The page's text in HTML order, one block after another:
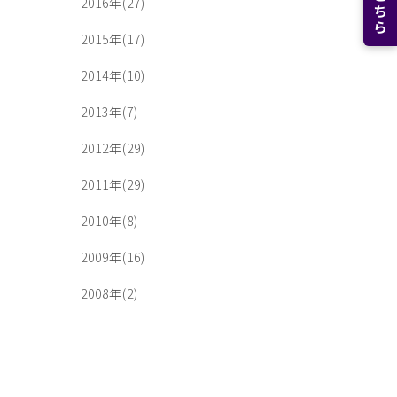
2015年(17)
2014年(10)
2013年(7)
2012年(29)
2011年(29)
2010年(8)
2009年(16)
2008年(2)